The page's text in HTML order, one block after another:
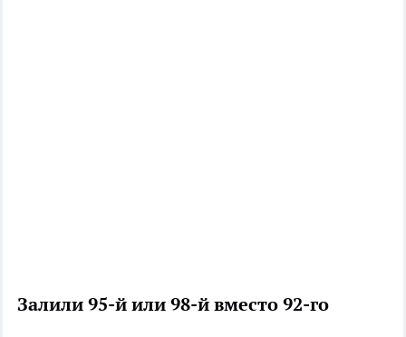
Залили 95-й или 98-й вместо 92-го